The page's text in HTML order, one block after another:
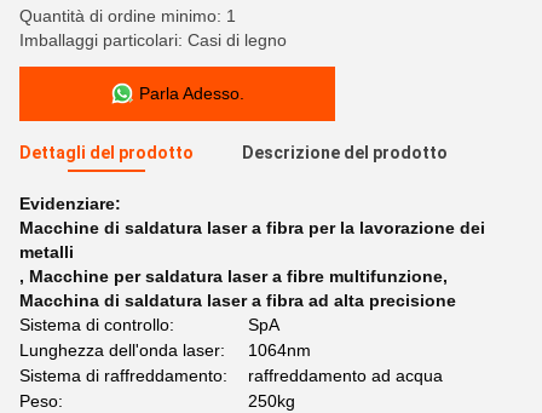
Quantità di ordine minimo: 1
Imballaggi particolari: Casi di legno
Parla Adesso.
Dettagli del prodotto Descrizione del prodotto
Evidenziare:
Macchine di saldatura laser a fibra per la lavorazione dei
metalli
, Macchine per saldatura laser a fibre multifunzione,
Macchina di saldatura laser a fibra ad alta precisione
Sistema di controllo:
SpA
Lunghezza dell'onda laser:
1064nm
Sistema di raffreddamento:
raffreddamento ad acqua
Peso:
250kg